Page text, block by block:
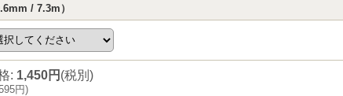
/ 7.3m）
: 1,450円 (税別)
円)